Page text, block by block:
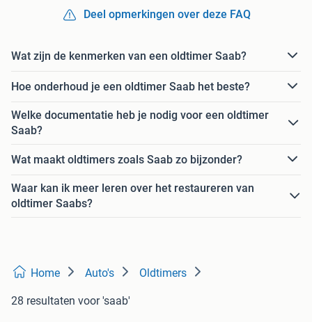
Deel opmerkingen over deze FAQ
Wat zijn de kenmerken van een oldtimer Saab?
Hoe onderhoud je een oldtimer Saab het beste?
Welke documentatie heb je nodig voor een oldtimer
Saab?
Wat maakt oldtimers zoals Saab zo bijzonder?
Waar kan ik meer leren over het restaureren van
oldtimer Saabs?
Home Auto's Oldtimers
28 resultaten voor 'saab'